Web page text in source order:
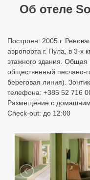
Об отеле
Построен: 2005 г.
аэропорта г. Пула, в 3-х
этажного здания.
общественный песчано-
береговая линия).
телефона: +385 52 716
Размещение с
Check-out: до 12:00